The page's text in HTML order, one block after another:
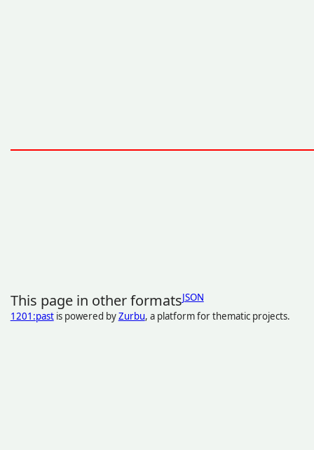
This page in other formatsJSON
1201:pastis powered byZurbu, a platform for thematic projects.